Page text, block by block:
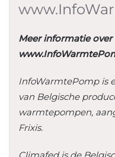
Meer informatie
InfoWarmtePomp is
van Belgische
warmtepompen,
Frixis.